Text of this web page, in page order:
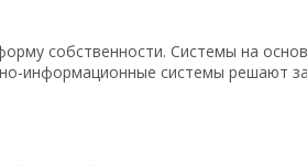
собственности. Системы на
информационные системы решают